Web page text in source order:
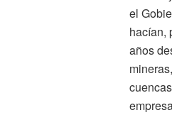
el
hacían,
años